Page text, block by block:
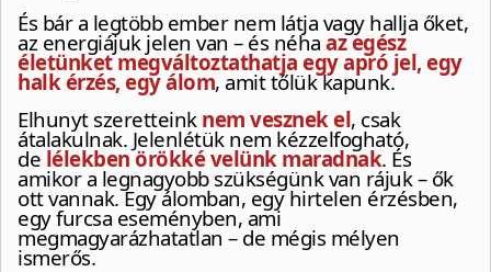
És bár a legtöbb ember nem látja vagy hallja őket,
az energiájuk jelen van – és néha az egész
életünket megváltoztathatja egy apró jel, egy
halk érzés, egy álom, amit tőlük kapunk.
Elhunyt szeretteink nem vesznek el, csak
átalakulnak. Jelenlétük nem kézzelfogható,
de lélekben örökké velünk maradnak. És
amikor a legnagyobb szükségünk van rájuk – ők
ott vannak. Egy álomban, egy hirtelen érzésben,
egy furcsa eseményben, ami
megmagyarázhatatlan – de mégis mélyen
ismerős.